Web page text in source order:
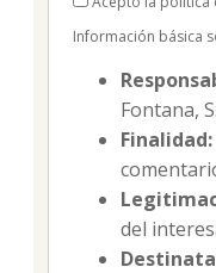
Información básica
Fontana,
Finalidad:
del